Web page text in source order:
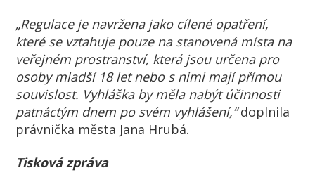
„Regulace je navržena jako cílené opatření,
které se vztahuje pouze na stanovená místa na
veřejném prostranství, která jsou určena pro
osoby mladší 18 let nebo s nimi mají přímou
souvislost. Vyhláška by měla nabýt účinnosti
patnáctým dnem po svém vyhlášení,“doplnila
právnička města Jana Hrubá.
Tisková zpráva